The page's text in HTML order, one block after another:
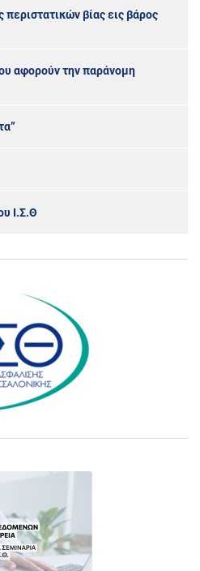
βίας εις βάρος
αφορούν την παράνομη
Ι.Σ.Θ